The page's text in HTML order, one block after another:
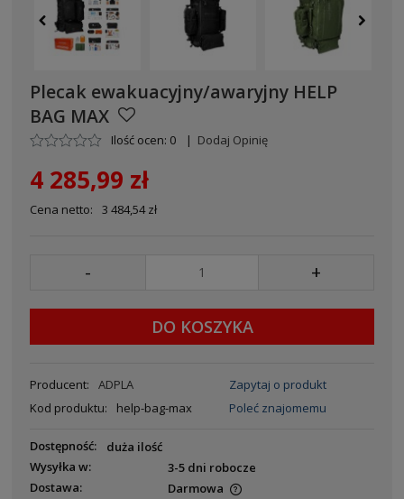
Plecak ewakuacyjny/awaryjny HELP
BAG MAX
Ilość ocen: 0 | Dodaj Opinię
4 285,99 zł
Cena netto: 3 484,54 zł
- +
DO KOSZYKA
Producent:
ADPLA
Kod produktu:
help-bag-max
Zapytaj o produkt
Poleć znajomemu
Dostępność:
duża ilość
Wysyłka w:
3-5 dni robocze
Dostawa:
Darmowa